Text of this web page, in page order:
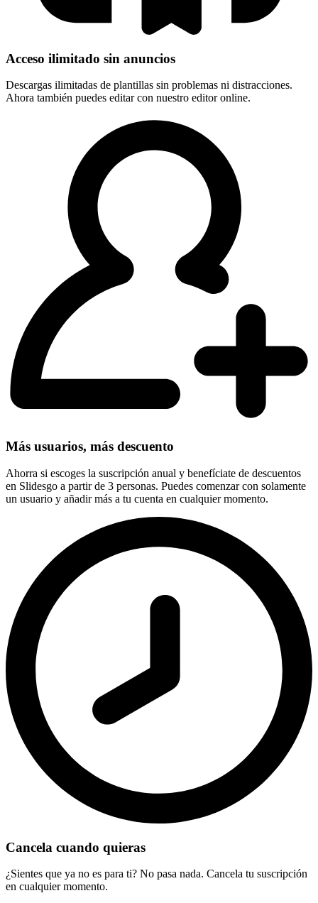
Acceso ilimitado sin anuncios
Descargas ilimitadas de plantillas sin problemas ni distracciones.
Ahora también puedes editar con nuestro editor online.
Más usuarios, más descuento
Ahorra si escoges la suscripción anual y benefíciate de descuentos
en Slidesgo a partir de 3 personas. Puedes comenzar con solamente
un usuario y añadir más a tu cuenta en cualquier momento.
Cancela cuando quieras
¿Sientes que ya no es para ti? No pasa nada. Cancela tu suscripción
en cualquier momento.